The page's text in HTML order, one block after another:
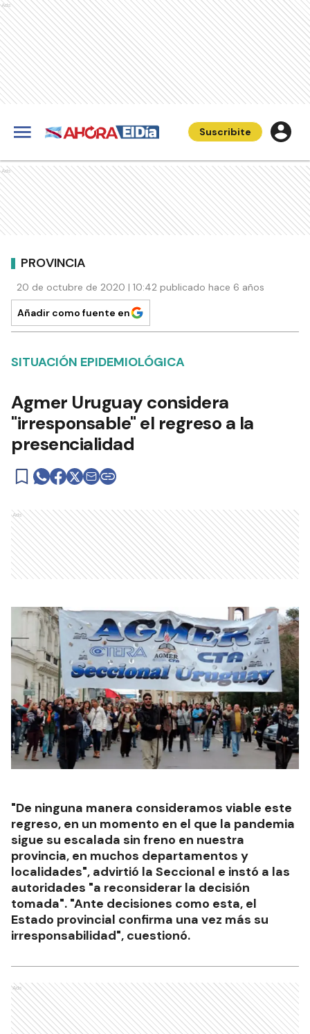
Ads
Suscribite
Ads
PROVINCIA
20 de octubre de 2020 | 10:42 publicado hace 6 años
Añadir como fuente en
SITUACIÓN EPIDEMIOLÓGICA
Agmer Uruguay considera
"irresponsable" el regreso a la
presencialidad
Ads
"De ninguna manera consideramos viable este
regreso, en un momento en el que la pandemia
sigue su escalada sin freno en nuestra
provincia, en muchos departamentos y
localidades", advirtió la Seccional e instó a las
autoridades "a reconsiderar la decisión
tomada". "Ante decisiones como esta, el
Estado provincial confirma una vez más su
irresponsabilidad", cuestionó.
Ads